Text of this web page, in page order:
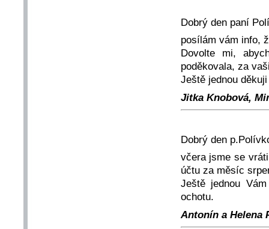
Dobrý den paní
posílám vám info,
Dovolte mi,
poděkovala, za
Ještě jednou
Jitka Knobová,
Dobrý den
včera jsme se
účtu za měsíc
Ještě jednou
ochotu.
Antonín a Helena